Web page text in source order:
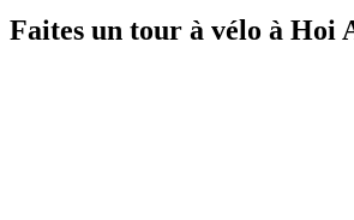
Faites un tour à vélo à Hoi